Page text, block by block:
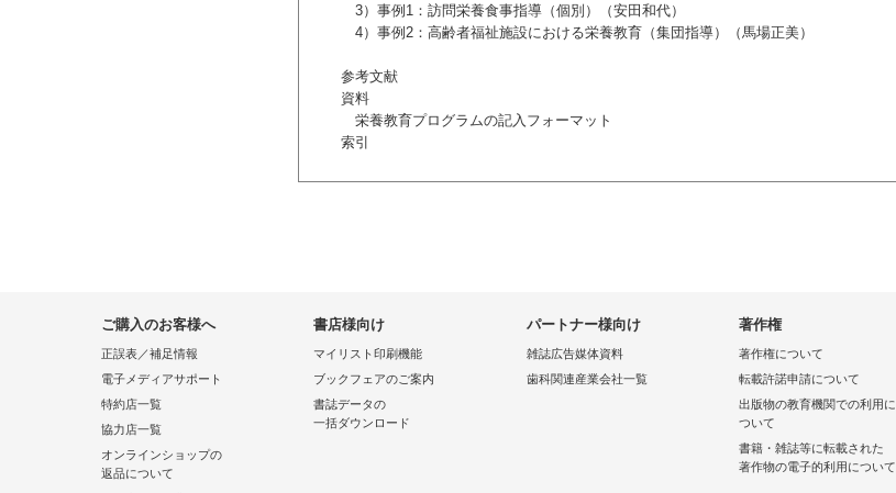
3）事例1：訪問栄養食事指導（個別）（安田和代）
4）事例2：高齢者福祉施設における栄養教育（集団指導）（馬場正美）
参考文献
資料
栄養教育プログラムの記入フォーマット
索引
ご購入のお客様へ
正誤表／補足情報
電子メディアサポート
特約店一覧
協力店一覧
オンラインショップの
返品について
書店様向け
マイリスト印刷機能
ブックフェアのご案内
書誌データの
一括ダウンロード
パートナー様向け
雑誌広告媒体資料
歯科関連産業会社一覧
著作権
著作権について
転載許諾申請について
出版物の教育機関での利用に
ついて
書籍・雑誌等に転載された
著作物の電子的利用について